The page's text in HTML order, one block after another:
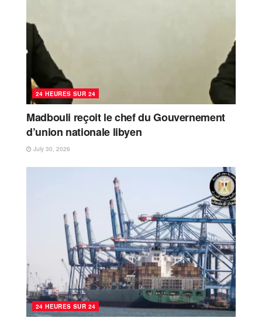
24 HEURES SUR 24
Madbouli reçoit le chef du Gouvernement
d’union nationale libyen
July 30, 2026
24 HEURES SUR 24